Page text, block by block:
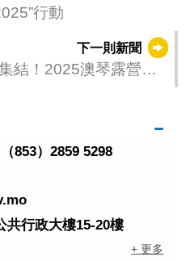
行動
下一則新聞
結！2025澳琴露營節
853）2859 5298
共行政大樓15-20樓
+ 更多